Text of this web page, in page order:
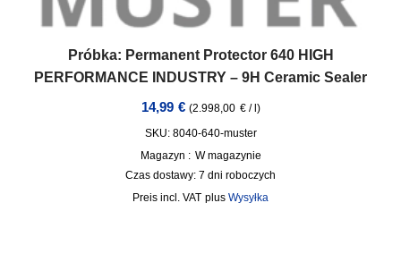
Próbka: Permanent Protector 640 HIGH
PERFORMANCE INDUSTRY – 9H Ceramic Sealer
14,99 € (2.998,00 €/l)
SKU: 8040-640-muster
Magazyn : W magazynie
Czas dostawy: 7 dni roboczych
incl. VAT plus Wysyłka